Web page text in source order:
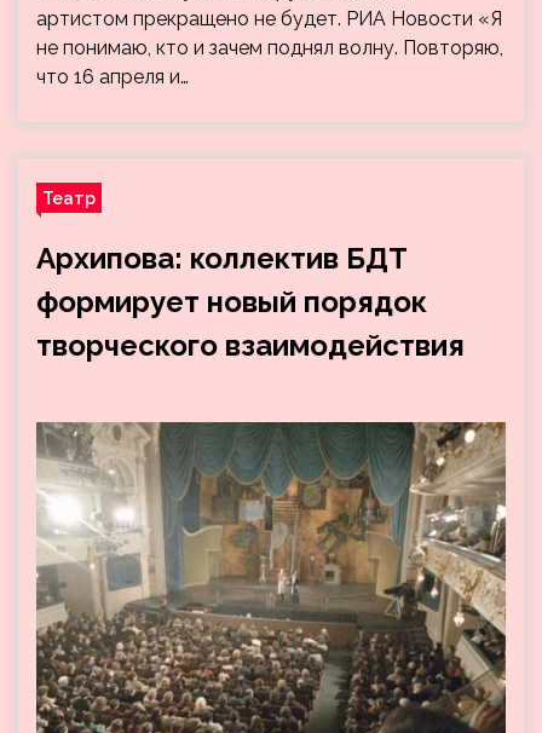
артистом прекращено не будет. РИА Новости «Я
не понимаю, кто и зачем поднял волну. Повторяю,
что 16 апреля и…
Театр
Архипова: коллектив БДТ
формирует новый порядок
творческого взаимодействия